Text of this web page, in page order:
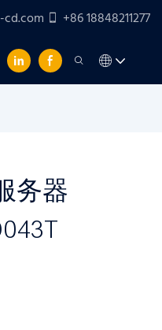
cd.com +86 18848211277
务器